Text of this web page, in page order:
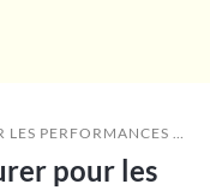
PERFORMANCES DE GROS
pour les